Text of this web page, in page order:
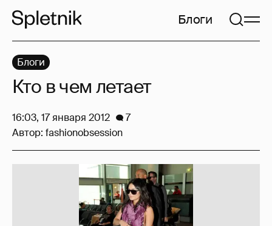
Блоги
Блоги
Кто в чем летает
16:03, 17 января 2012
7
Автор: fashionobsession